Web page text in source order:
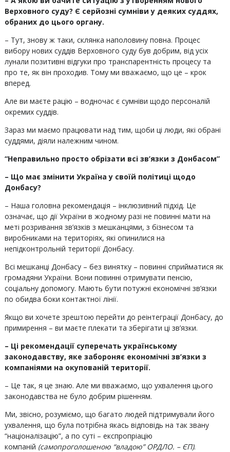
Верховного суду? Є серйозні сумніви у деяких суддях,
обраних до цього органу.
– Тут, знову ж таки, склянка наполовину повна. Процес
вибору нових суддів Верховного суду був добрим, від усіх
лунали позитивні відгуки про транспарентність процесу та
про те, як він проходив. Тому ми вважаємо, що це – крок
вперед.
Але ви маєте рацію – водночас є сумніви щодо персоналій
окремих суддів.
Зараз ми маємо працювати над тим, щоби ці люди, які обрані
суддями, діяли належним чином.
“Неправильно просто обрізати всі зв’язки з Донбасом”
– Що має змінити Україна у своїй політиці щодо
Донбасу?
– Наша головна рекомендація – інклюзивний підхід. Це
означає, що дії України в жодному разі не повинні мати на
меті розривання зв’язків з мешканцями, з бізнесом та
виробниками на територіях, які опинилися на
непідконтрольній території Донбасу.
Всі мешканці Донбасу – без винятку – повинні сприйматися як
громадяни України. Вони повинні отримувати пенсію,
соціальну допомогу. Мають бути потужні економічні зв’язки
по обидва боки контактної лінії.
Якщо ви хочете зрештою перейти до реінтеграції Донбасу, до
примирення – ви маєте плекати та зберігати ці зв’язки.
– Ці рекомендації суперечать українському
законодавству, яке забороняє економічні зв’язки з
компаніями на окупованій території.
– Це так, я це знаю. Але ми вважаємо, що ухвалення цього
законодавства не було добрим рішенням.
Ми, звісно, розуміємо, що багато людей підтримували його
ухвалення, що була потрібна якась відповідь на так звану
“націоналізацію”, а по суті – експропріацію
компаній (самопроголошеною “владою” ОРДЛО. – ЄП).